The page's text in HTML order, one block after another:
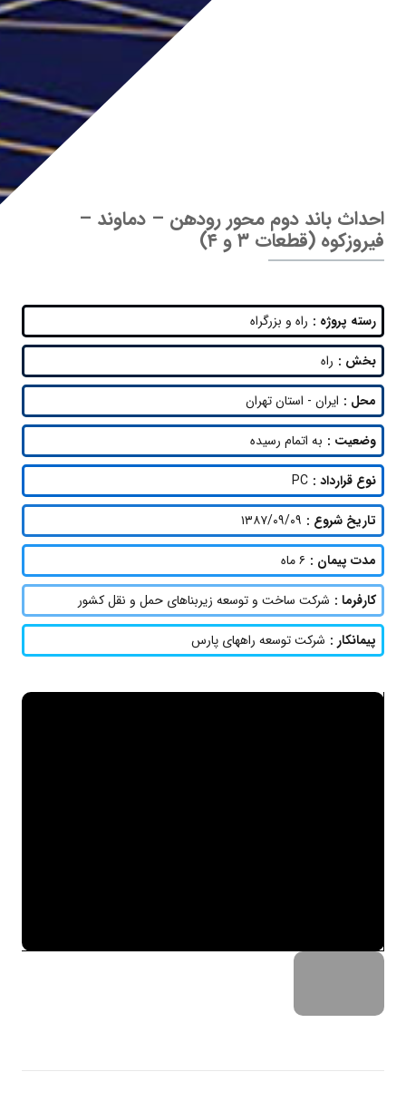
احداث باند دوم محور رودهن – دماوند –
فیروزکوه (قطعات ۳ و ۴)
رسته پروژه : راه و بزرگراه
بخش : راه
محل : ایران - استان تهران
وضعیت : به اتمام رسیده
نوع قرارداد : PC
تاریخ شروع : ۱۳۸۷/۰۹/۰۹
مدت پیمان : ۶ ماه
کارفرما : شرکت ساخت و توسعه زیربناهای حمل و نقل کشور
پیمانکار : شرکت توسعه راههای پارس